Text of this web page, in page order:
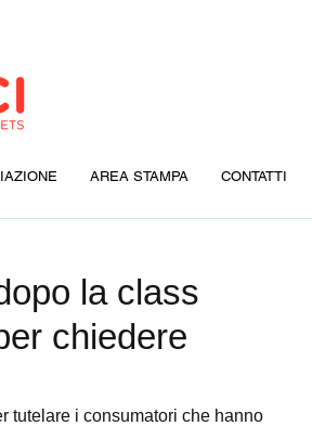
AREA STAMPA CONTATTI
la class
chiedere
tutelare i consumatori che hanno